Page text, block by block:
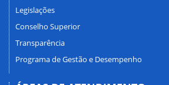
Legislações
Conselho Superior
Transparência
Programa de Gestão e Desempenho